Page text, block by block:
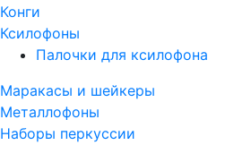
Конги
Ксилофоны
Палочки для ксилофона
Маракасы и шейкеры
Металлофоны
Наборы перкуссии